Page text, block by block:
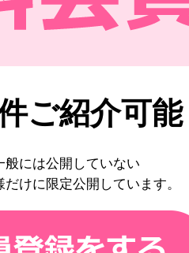
ご紹介可
には公開していない
けに限定公開しています。